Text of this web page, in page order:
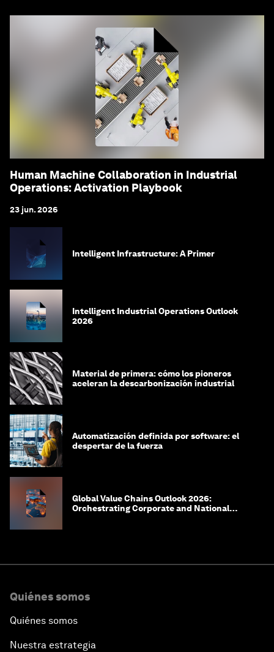
Human Machine Collaboration in Industrial
Operations: Activation Playbook
23 jun. 2026
Intelligent Infrastructure: A Primer
Intelligent Industrial Operations Outlook
2026
Material de primera: cómo los pioneros
aceleran la descarbonización industrial
Automatización definida por software: el
despertar de la fuerza
Global Value Chains Outlook 2026:
Orchestrating Corporate and National
Quiénes somos
Quiénes somos
Nuestra estrategia